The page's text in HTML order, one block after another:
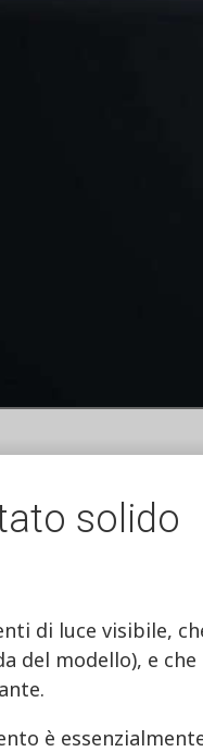
solido
di luce visibile,
del modello), e che
è